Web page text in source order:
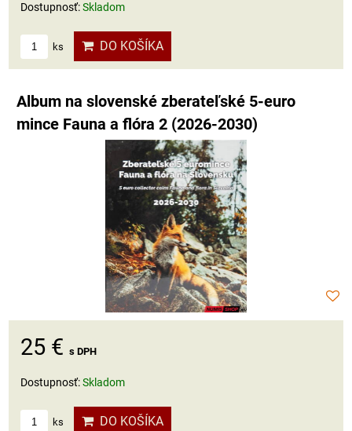
Dostupnosť:Skladom
ks DO KOŠÍKA
Album na slovenské zberateľské 5-euro
mince Fauna a flóra 2 (2026-2030)
25 € s DPH
Dostupnosť:Skladom
ks DO KOŠÍKA